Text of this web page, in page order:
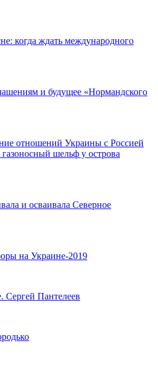
когда ждать международного
и будущее «Нормандского
отношений Украины с Россией
шельф у острова
и осваивала Северное
на Украине-2019
Пантелеев